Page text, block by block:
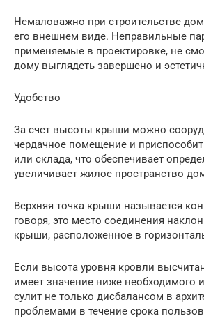
Немаловажно при строительстве
его внешнем виде. Неправильные
применяемые в проектировке, не
дому выглядеть завершено и
Удобство
За счет высоты крыши можно
чердачное помещение и
или склада, что обеспечивает
увеличивает жилое пространство
Верхняя точка крыши называется
говоря, это место соединения
крыши, расположенное в
Если высота уровня кровли
имеет значение ниже необходимого
сулит не только дисбалансом в
проблемами в течение срока